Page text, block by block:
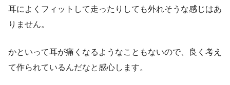
耳によくフィットして走ったりしても外れそうな感じはあ
りません。
かといって耳が痛くなるようなこともないので、良く考え
て作られているんだなと感心します。